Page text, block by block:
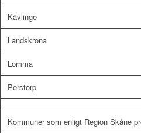
Kävlinge
Landskrona
Lomma
Perstorp
Kommuner som enligt Region Skåne